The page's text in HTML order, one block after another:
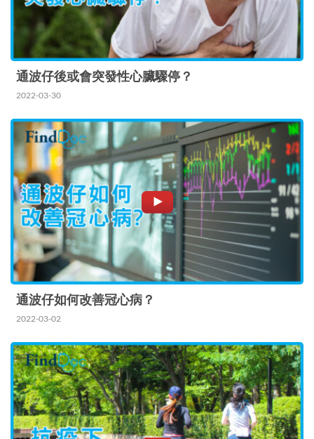
通波仔後或會突發性心臟驟停？
2022-03-30
通波仔如何改善冠心病？
2022-03-02